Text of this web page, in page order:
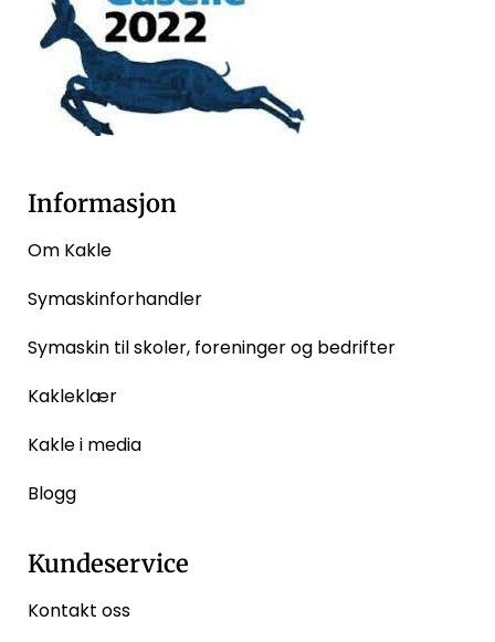
Informasjon
Om Kakle
Symaskinforhandler
Symaskin til skoler, foreninger og bedrifter
Kakleklær
Kakle i media
Blogg
Kundeservice
Kontakt oss